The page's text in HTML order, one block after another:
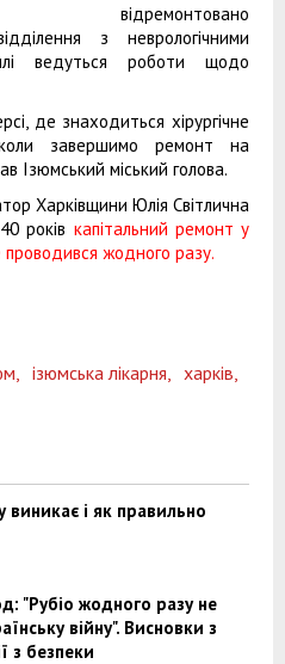
з неврологічними
ведуться роботи щодо
де знаходиться хірургічне
коли завершимо ремонт на
Ізюмський міський голова.
Харківщини Юлія Світлична
років капітальний ремонт у
проводився жодного разу.
ізюмська лікарня,
харків,
і як правильно
"Рубіо жодного разу не
війну". Висновки з
з безпеки